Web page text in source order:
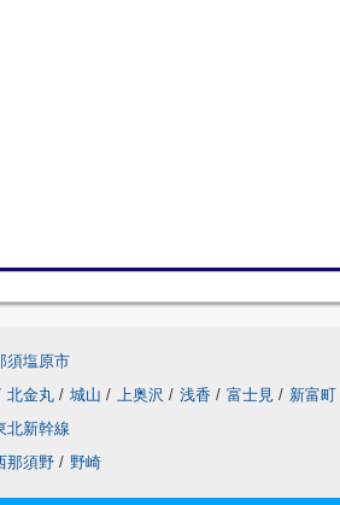
須塩原市
北金丸 / 城山 / 上奥沢 / 浅香 / 富士見 / 新富町
北新幹線
那須野 / 野崎